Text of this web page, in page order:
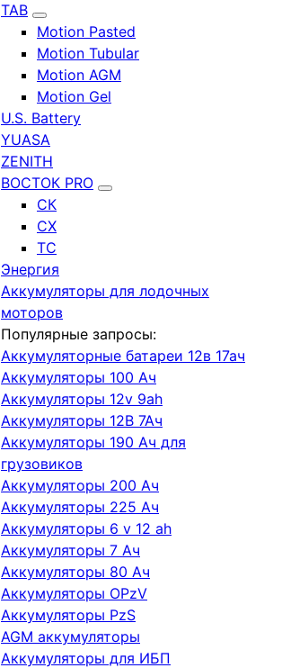
TAB
Motion Pasted
Motion Tubular
Motion AGM
Motion Gel
U.S. Battery
YUASA
ZENITH
ВОСТОК PRO
СК
СХ
ТС
Энергия
Аккумуляторы для лодочных
моторов
Популярные запросы:
Аккумуляторные батареи 12в 17ач
Аккумуляторы 100 Ач
Аккумуляторы 12v 9ah
Аккумуляторы 12В 7Ач
Аккумуляторы 190 Ач для
грузовиков
Аккумуляторы 200 Ач
Аккумуляторы 225 Ач
Аккумуляторы 6 v 12 ah
Аккумуляторы 7 Ач
Аккумуляторы 80 Ач
Аккумуляторы OPzV
Аккумуляторы PzS
AGM аккумуляторы
Аккумуляторы для ИБП